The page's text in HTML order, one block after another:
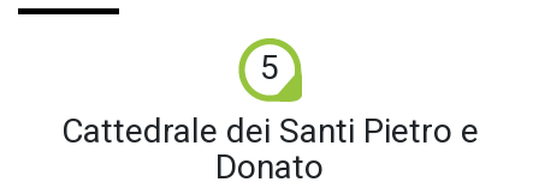
5
Cattedrale dei Santi Pietro e
Donato